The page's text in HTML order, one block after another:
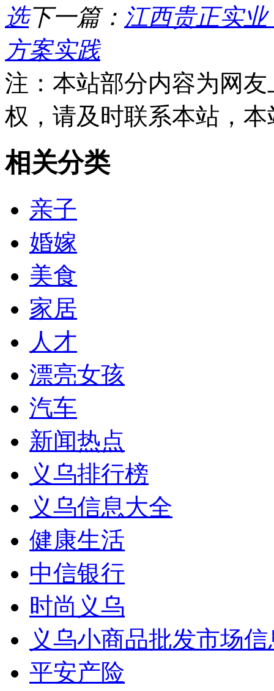
选下一篇： 江西贵正实
方案实践
注：本站部分内容为网
权，请及时联系本站，
相关分类
亲子
婚嫁
美食
家居
人才
漂亮女孩
汽车
新闻热点
义乌排行榜
义乌信息大全
健康生活
中信银行
时尚义乌
义乌小商品批发市场
平安产险